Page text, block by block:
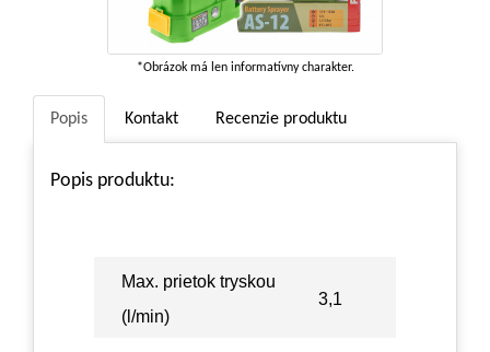
*Obrázok má len informatívny charakter.
Popis Kontakt Recenzie produktu
Popis produktu:
Max. prietok tryskou
(l/min)
3,1